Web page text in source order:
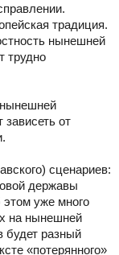
традиция.
нынешней
трудно
от
сценариев:
державы
уже много
на нынешней
будет разный
«потерянного»